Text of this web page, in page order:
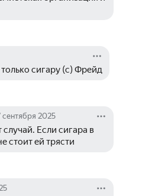
сигару (с) Фрейд
сентября 2025
случай. Если сигара в
стоит ей трясти